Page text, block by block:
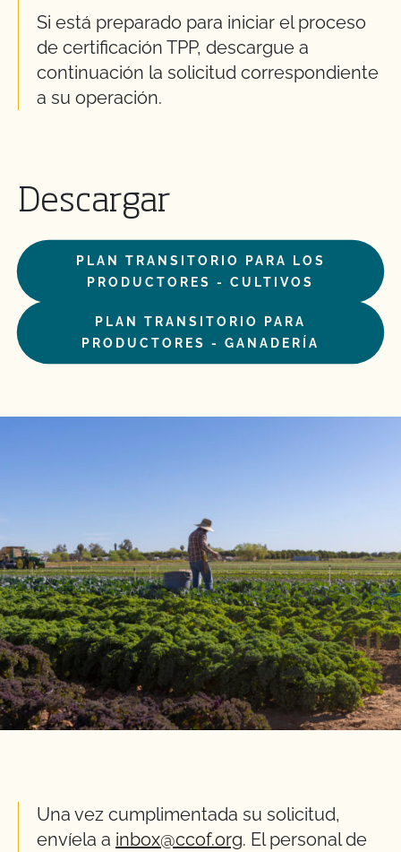
Si está preparado para iniciar el proceso
de certificación TPP, descargue a
continuación la solicitud correspondiente
a su operación.
Descargar
PLAN TRANSITORIO PARA LOS
PRODUCTORES - CULTIVOS
PLAN TRANSITORIO PARA
PRODUCTORES - GANADERÍA
Una vez cumplimentada su solicitud,
envíela a inbox@ccof.org. El personal de